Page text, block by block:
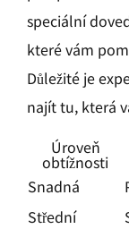
speciální
které vám
Důležité je
najít tu, která
Úroveň
obtížnosti
Snadná
Střední